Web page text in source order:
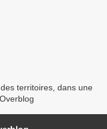
territoires, dans une